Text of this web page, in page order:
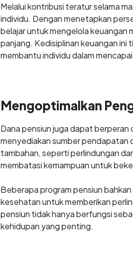
Melalui kontribusi teratur selama
individu. Dengan menetapkan
belajar untuk mengelola keuangan
panjang. Kedisiplinan keuangan ini
membantu individu dalam
Mengoptimalkan
Dana pensiun juga dapat berperan
menyediakan sumber pendapatan
tambahan, seperti perlindungan
membatasi kemampuan untuk
Beberapa program pensiun
kesehatan untuk memberikan
pensiun tidak hanya berfungsi
kehidupan yang penting.